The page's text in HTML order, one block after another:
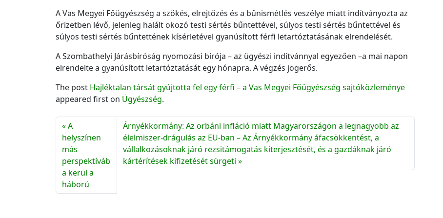
A Vas Megyei Főügyészség a szökés, elrejtőzés és a bűnismétlés veszélye miatt indítványozta az
őrizetben lévő, jelenleg halált okozó testi sértés bűntettével, súlyos testi sértés bűntettével és
súlyos testi sértés bűntettének kísérletével gyanúsított férfi letartóztatásának elrendelését.
A Szombathelyi Járásbíróság nyomozási bírója – az ügyészi indítvánnyal egyezően –a mai napon
elrendelte a gyanúsított letartóztatását egy hónapra. A végzés jogerős.
The post Hajléktalan társát gyújtotta fel egy férfi – a Vas Megyei Főügyészség sajtóközleménye
appeared first on Ügyészség.
A
helyszínen
más
perspektíváb
a kerül a
háború
Árnyékkormány: Az orbáni infláció miatt Magyarországon a legnagyobb az
élelmiszer-drágulás az EU-ban – Az Árnyékkormány áfacsökkentést, a
vállalkozásoknak járó rezsitámogatás kiterjesztését, és a gazdáknak járó
kártérítések kifizetését sürgeti